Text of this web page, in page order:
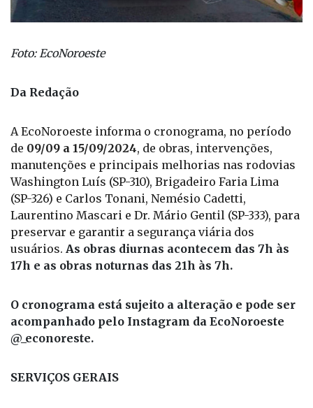
Foto: EcoNoroeste
Da Redação
A EcoNoroeste informa o cronograma, no período
de 09/09 a 15/09/2024, de obras, intervenções,
manutenções e principais melhorias nas rodovias
Washington Luís (SP-310), Brigadeiro Faria Lima
(SP-326) e Carlos Tonani, Nemésio Cadetti,
Laurentino Mascari e Dr. Mário Gentil (SP-333), para
preservar e garantir a segurança viária dos
usuários. As obras diurnas acontecem das 7h às
17h e as obras noturnas das 21h às 7h.
O cronograma está sujeito a alteração e pode ser
acompanhado pelo Instagram da EcoNoroeste
@_econoreste.
SERVIÇOS GERAIS